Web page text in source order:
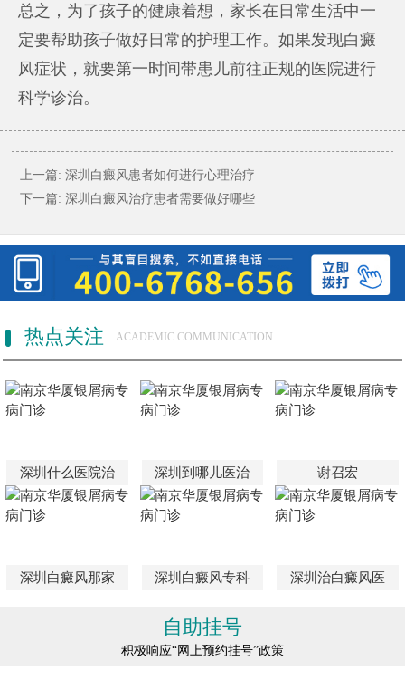
总之，为了孩子的健康着想，家长在日常生活中一
定要帮助孩子做好日常的护理工作。如果发现白癜
风症状，就要第一时间带患儿前往正规的医院进行
科学诊治。
上一篇: 深圳白癜风患者如何进行心理治疗
下一篇: 深圳白癜风治疗患者需要做好哪些
热点关注 ACADEMIC COMMUNICATION
深圳什么医院治 深圳到哪儿医治 谢召宏
深圳白癜风那家 深圳白癜风专科 深圳治白癜风医
自助挂号
积极响应“网上预约挂号”政策